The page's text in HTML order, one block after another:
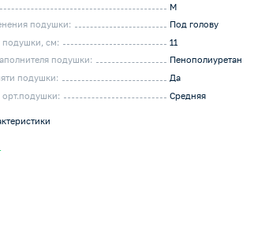
M
подушки:
Под голову
подушки, см:
11
подушки:
Пенополиуретан
подушки:
Да
Средняя